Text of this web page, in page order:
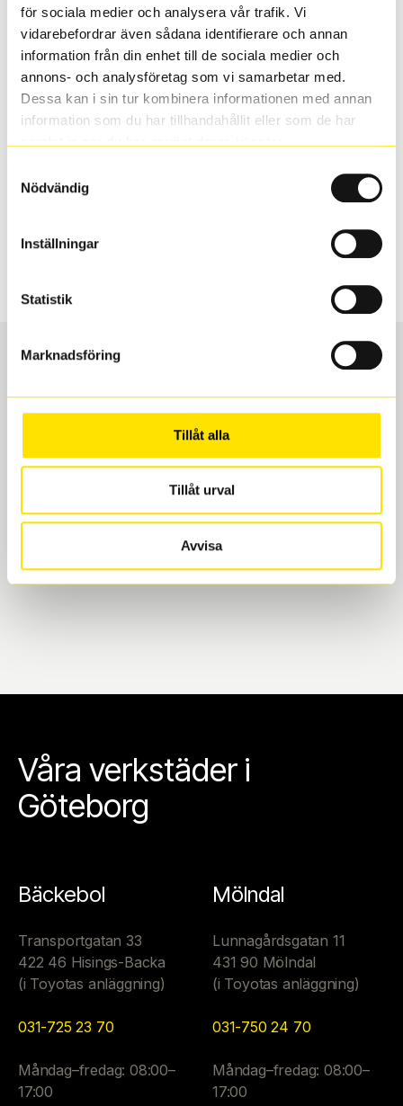
för sociala medier och analysera vår trafik. Vi
vidarebefordrar även sådana identifierare och annan
information från din enhet till de sociala medier och
annons- och analysföretag som vi samarbetar med.
Dessa kan i sin tur kombinera informationen med annan
information som du har tillhandahållit eller som de har
Nödvändig
Inställningar
Statistik
Marknadsföring
Tillåt alla
Tillåt urval
Avvisa
Passar detta däck min bil?
Ange registreringsnummer för att se om det däck du
valt passar din bilmodell. Om du köper däck som skall
sättas på dina befintliga fälgar, se till att kolla en extra
inte vara samma dimension som bilen hade ut från
Boka och hämta hos Däckspecialen
När du beställer dina nya däck eller fälgar hos oss
levereras de direkt till någon av våra däckverkstäder i
Göteborg. Välj mellan Hisingen (Bäckebol) eller
Mölndal. I beställningen anger du datum och tid för
vi till att de uppfyller alla krav för en säker körning.
Våra verkstäder i
Göteborg
Bäckebol
Transportgatan 33
422 46 Hisings-Backa
(i Toyotas anläggning)
031-725 23 70
Måndag–fredag: 08:00–
17:00
Mölndal
Lunnagårdsgatan 11
431 90 Mölndal
(i Toyotas anläggning)
031-750 24 70
Måndag–fredag: 08:00–
17:00